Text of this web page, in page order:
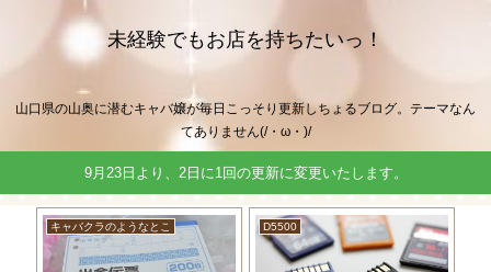
未経験でもお店を持ちたいっ！
山口県の山奥に潜むキャバ嬢が毎日こっそり更新しちょるブログ。テーマなん
てありません(/・ω・)/
9月23日より、2日に1回の更新に変更いたします。
キャバクラのようなとこ キャバクラのようなとこ